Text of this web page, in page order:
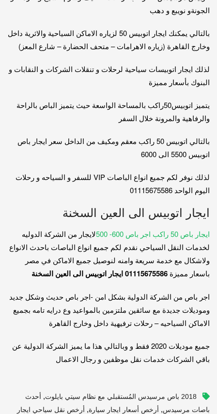
الجونةو نويبع و دهب
بالتالي يمكنك ايجار اتوبيس 50 لزياره الاماكن السياحية والاثرية داخل
وخارج القاهرة (زياره الاهرامات – متحف الحضارة – شارع المعز)
لذلك ايجار اتوبيسات سياحية لرحلات و تنقلات الشركات و النقابات و
البنوك بأسعار مميزة
يتميز اتوبيس50راكب بالمساحة الواسعة حيث يتميز الباص بالراحة
والرفاهية والمرونة خلال السفر
بالتالي اتوبيس 50 راكب معقم ومكيف من الداخل سعر ايجار باص
اتوبيس 5500 الى 6000
لذلك نوفر لكم جميع انواع الباصات VIP للسفر و السياحه و رحلات
اليوم الواحد 01115675586
ايجار اتوبيس الى العين السخنة
ايجار باص 50 راكب اجر باص 600- 500
لايجار من الشركة الدوليه
لخدمات النقل السياحي نقدم لكم جميع انواع الباصات باحدث الانواع
ولاشكال مع خدمة سريعة وامنه لنوصيل جميع الاماكن في مصر
باسعار مميزة 01115675586 ايجار اتوبيس الى العين السخنة
اجر باص من الشركة الدولية بشكل امن -اجر باص حديث وشكل جديد
وموديلات جديدة مع سائقين ملتزمين بالمواعيد وع درايه تامه بجميع
الاماكن السياحيه – رحلات ترفيهية داخل وخارج القاهرة
جميع موديلات 2020 فقط و وبالتالي هذا ما يميز الشركة الدولية عن
باقي الشركات خدمات نقل موظفين و رجال الاعمال
2018 باص مرسيدس المُستقبلي مع نظام سيتي بايلوت , أحدث
باصات مرسيدس, أرخص أسعار ايجار سيارة, أرخص نقل سياحي ايجار